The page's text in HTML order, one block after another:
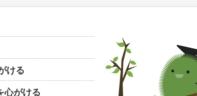
ける
心がける